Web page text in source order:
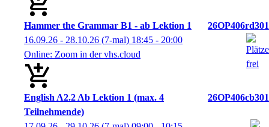
Hammer the Grammar B1 - ab Lektion 1
26OP406rd301
16.09.26 - 28.10.26 (7-mal) 18:45 - 20:00
Online: Zoom in der vhs.cloud
English A2.2 Ab Lektion 1 (max. 4
Teilnehmende)
26OP406cb301